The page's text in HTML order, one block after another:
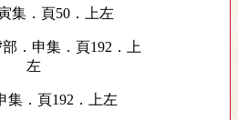
集．頁50．上左
集．頁192．上左